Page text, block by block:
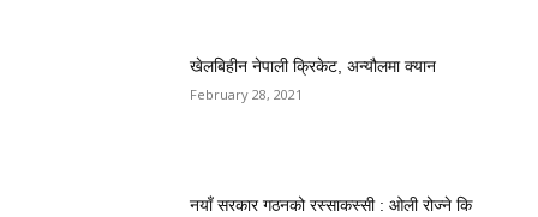
खेलबिहीन नेपाली क्रिकेट, अन्यौलमा क्यान
February 28, 2021
नयाँ सरकार गठनको रस्साकस्सी : ओली रोज्ने कि